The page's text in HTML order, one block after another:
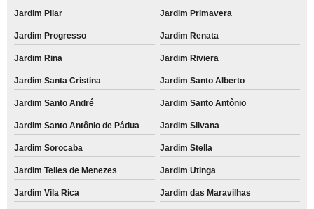
Jardim Pilar Jardim Primavera
Jardim Progresso Jardim Renata
Jardim Rina Jardim Riviera
Jardim Santa Cristina Jardim Santo Alberto
Jardim Santo André Jardim Santo Antônio
Jardim Santo Antônio de Pádua Jardim Silvana
Jardim Sorocaba Jardim Stella
Jardim Telles de Menezes Jardim Utinga
Jardim Vila Rica Jardim das Maravilhas